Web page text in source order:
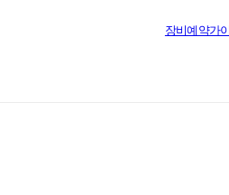
장비예약가